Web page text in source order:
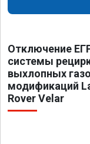
Отключение
системы
выхлопных
модификаций
Rover Velar